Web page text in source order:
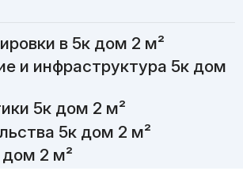
в 5к дом 2 м²
и инфраструктура 5к дом
5к дом 2 м²
5к дом 2 м²
2 м²